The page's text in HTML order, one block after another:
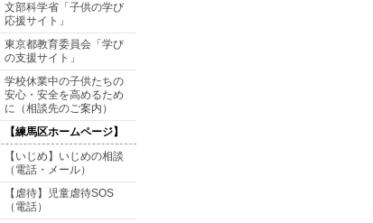
文部科学省「子供の学び
応援サイト」
東京都教育委員会「学び
の支援サイト」
学校休業中の子供たちの
安心・安全を高めるため
に（相談先のご案内）
【練馬区ホームページ】
【いじめ】いじめの相談
（電話・メール）
【虐待】児童虐待SOS
（電話）